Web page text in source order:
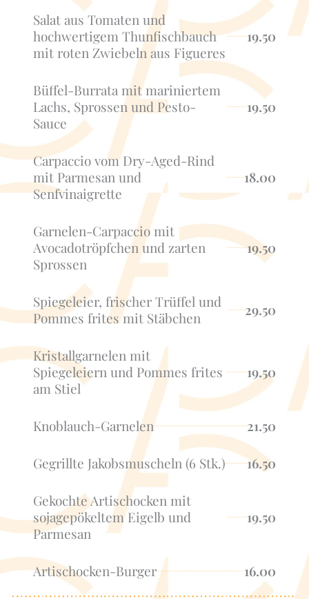
Salat aus Tomaten und
hochwertigem Thunfischbauch
mit roten Zwiebeln aus Figueres
19.50
Büffel-Burrata mit mariniertem
Lachs, Sprossen und Pesto-
Sauce
19.50
Carpaccio vom Dry-Aged-Rind
mit Parmesan und
Senfvinaigrette
18.00
Garnelen-Carpaccio mit
Avocadotröpfchen und zarten
Sprossen
19.50
Spiegeleier, frischer Trüffel und
Pommes frites mit Stäbchen
29.50
Kristallgarnelen mit
Spiegeleiern und Pommes frites
am Stiel
19.50
Knoblauch-Garnelen 21.50
Gegrillte Jakobsmuscheln (6 Stk.) 16.50
Gekochte Artischocken mit
sojagepökeltem Eigelb und
Parmesan
19.50
Artischocken-Burger 16.00